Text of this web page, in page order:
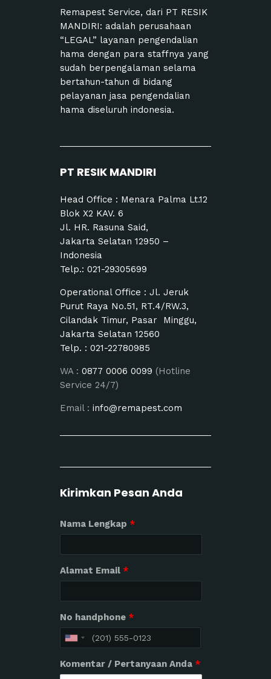
Remapest Service, dari PT RESIK
MANDIRI: adalah perusahaan
“LEGAL” layanan pengendalian
hama dengan para staffnya yang
sudah berpengalaman selama
bertahun-tahun di bidang
pelayanan jasa pengendalian
hama diseluruh indonesia.
PT RESIK MANDIRI
Head Office : Menara Palma Lt.12
Blok X2 KAV. 6
Jl. HR. Rasuna Said,
Jakarta Selatan 12950 –
Indonesia
Telp.: 021-29305699
Operational Office : Jl. Jeruk
Purut Raya No.51, RT.4/RW.3,
Cilandak Timur, Pasar Minggu,
Jakarta Selatan 12560
Telp. : 021-22780985
WA : 0877 0006 0099 (Hotline
Service 24/7)
Email : info@remapest.com
Kirimkan Pesan Anda
Nama Lengkap *
Alamat Email *
No handphone *
Komentar / Pertanyaan Anda *